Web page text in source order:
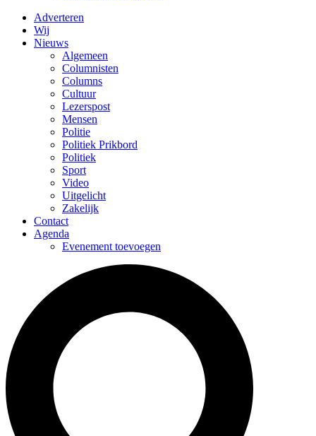
Adverteren
Wij
Nieuws
Algemeen
Columnisten
Columns
Cultuur
Lezerspost
Mensen
Politie
Politiek Prikbord
Politiek
Sport
Video
Uitgelicht
Zakelijk
Contact
Agenda
Evenement toevoegen